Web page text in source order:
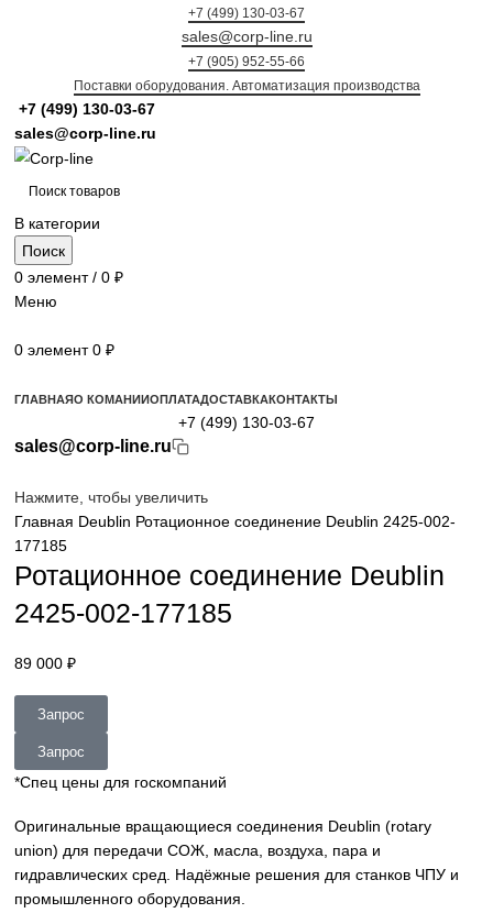
+7 (499) 130-03-67
sales@corp-line.ru
+7 (905) 952-55-66
Поставки оборудования. Автоматизация производства
+7 (499) 130-03-67
sales@corp-line.ru
В категории
Поиск
Меню
0элемент 0₽
Просмотр категорий
ГЛАВНАЯО КОМАНИИОПЛАТА
sales@corp-line.ru
Нажмите, чтобы увеличить
ГлавнаяDeublin
Ротационное соединение Deublin 2425-
177185
Ротационное соединение
2425-002-177185
89 000₽
Запрос
*Спец цены для госкомпаний